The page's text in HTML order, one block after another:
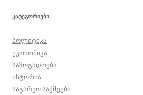
ᲙᲐᲢᲔᲒᲝᲠᲘᲔᲑᲘ
პოლიტიკა
ეკონომიკა
საზოგადოება
ისტორია
საგარეო საქმეები